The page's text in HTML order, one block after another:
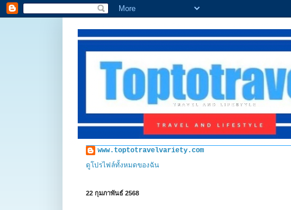
www.toptotravelvariety.com
ดูโปรไฟล์ทั้งหมดของฉัน
22 กุมภาพันธ์ 2568